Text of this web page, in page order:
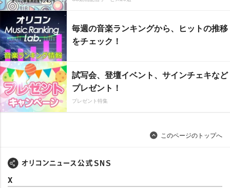
毎週の音楽ランキングから、ヒットの推移
をチェック！
試写会、登壇イベント、サインチェキなど
プレゼント！
プレゼント特集
このページのトップへ
X